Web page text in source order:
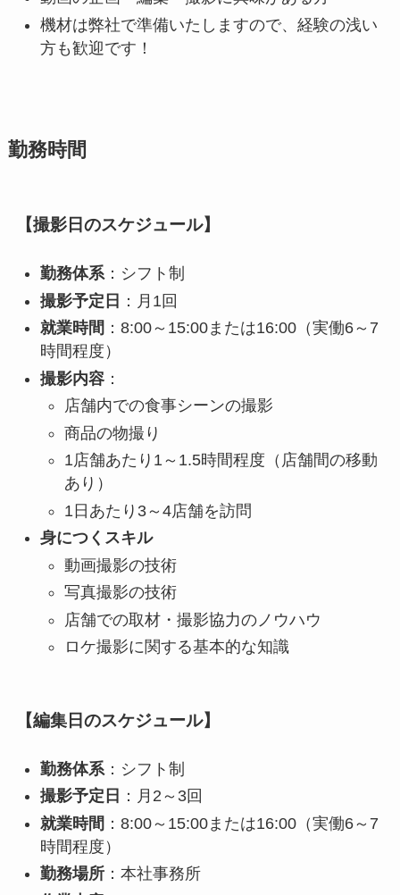
機材は弊社で準備いたしますので、経験の浅い
方も歓迎です！
勤務時間
【撮影日のスケジュール】
勤務体系：シフト制
撮影予定日 ：月1回
就業時間 ：8:00～15:00または16:00（実働6～7
時間程度）
撮影内容：
店舗内での食事シーンの撮影
商品の物撮り
1店舗あたり1～1.5時間程度（店舗間の移動
あり）
1日あたり3～4店舗を訪問
身につくスキル
動画撮影の技術
写真撮影の技術
店舗での取材・撮影協力のノウハウ
ロケ撮影に関する基本的な知識
【編集日のスケジュール】
勤務体系：シフト制
撮影予定日 ：月2～3回
就業時間 ：8:00～15:00または16:00（実働6～7
時間程度）
勤務場所：本社事務所